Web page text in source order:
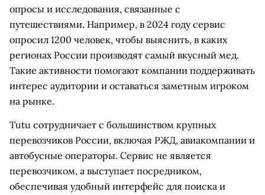
опросы и исследования, связанные с
путешествиями. Например, в 2024 году сервис
опросил 1200 человек, чтобы выяснить, в каких
регионах России производят самый вкусный мед.
Такие активности помогают компании поддерживать
интерес аудитории и оставаться заметным игроком
на рынке.
Tutu сотрудничает с большинством крупных
перевозчиков России, включая РЖД, авиакомпании и
автобусные операторы. Сервис не является
перевозчиком, а выступает посредником,
обеспечивая удобный интерфейс для поиска и